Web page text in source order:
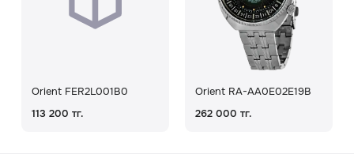
Orient FER2L001B0
113 200 тг.
Orient RA-AA0E02E19B
262 000 тг.